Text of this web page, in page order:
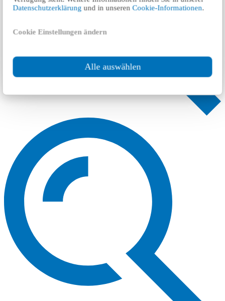
Datenschutzerklärung und in unserenCookie-Informationen.
Cookie Einstellungen ändern
Alle auswählen